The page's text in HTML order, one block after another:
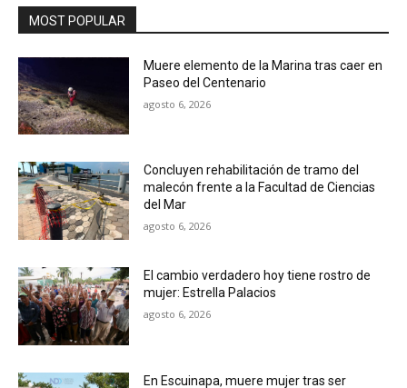
MOST POPULAR
Muere elemento de la Marina tras caer en
Paseo del Centenario
agosto 6, 2026
Concluyen rehabilitación de tramo del
malecón frente a la Facultad de Ciencias
del Mar
agosto 6, 2026
El cambio verdadero hoy tiene rostro de
mujer: Estrella Palacios
agosto 6, 2026
En Escuinapa, muere mujer tras ser